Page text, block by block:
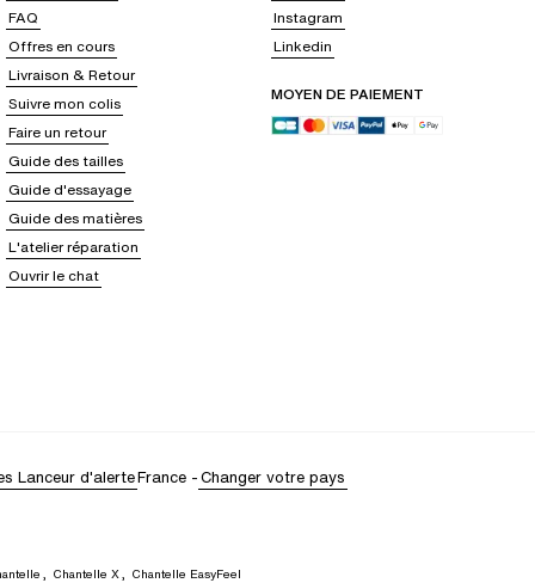
FAQ
Offres en cours
Livraison & Retour
Suivre mon colis
Faire un retour
Guide des tailles
Guide d'essayage
Guide des matières
L'atelier réparation
Ouvrir le chat
Instagram
Linkedin
MOYEN DE PAIEMENT
Lanceur d'alerteFrance -Changer votre pays
, Chantelle X, Chantelle EasyFeel